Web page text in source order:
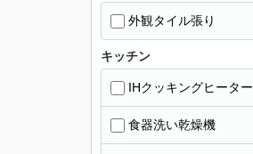
外観タイル張り
キッチン
IHクッキングヒーター
食器洗い乾燥機